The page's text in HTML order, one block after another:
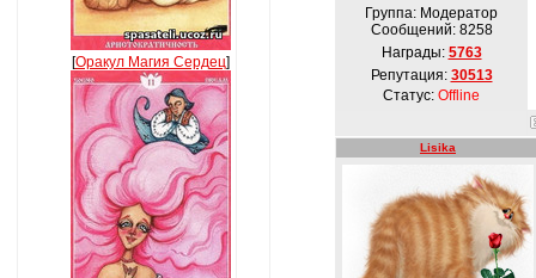
[Оракул Магия Сердец]
Группа: Модератор
Сообщений: 8258
Награды: 5763
Репутация: 30513
Статус: Offline
Lisika